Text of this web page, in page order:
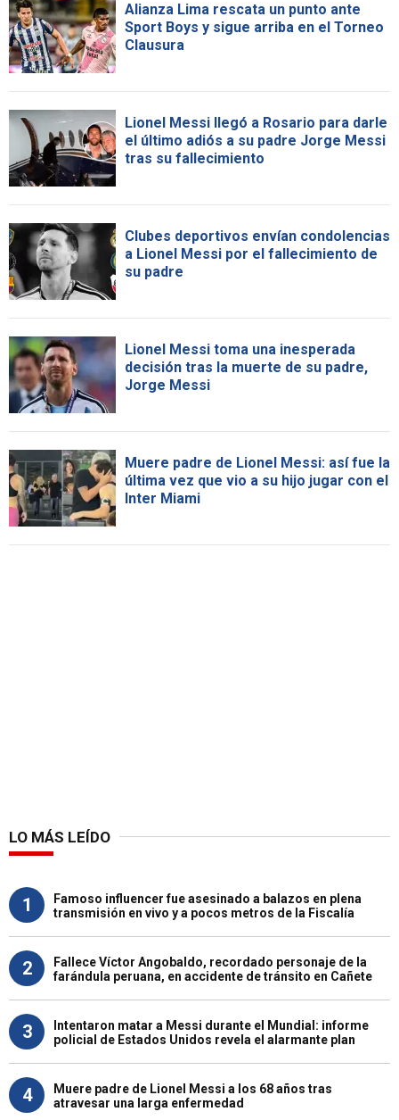
Alianza Lima rescata un punto ante
Sport Boys y sigue arriba en el Torneo
Clausura
Lionel Messi llegó a Rosario para darle
el último adiós a su padre Jorge Messi
tras su fallecimiento
Clubes deportivos envían condolencias
a Lionel Messi por el fallecimiento de
su padre
Lionel Messi toma una inesperada
decisión tras la muerte de su padre,
Jorge Messi
Muere padre de Lionel Messi: así fue la
última vez que vio a su hijo jugar con el
Inter Miami
LO MÁS LEÍDO
1
Famoso influencer fue asesinado a balazos en plena
transmisión en vivo y a pocos metros de la Fiscalía
2
Fallece Víctor Angobaldo, recordado personaje de la
farándula peruana, en accidente de tránsito en Cañete
3
Intentaron matar a Messi durante el Mundial: informe
policial de Estados Unidos revela el alarmante plan
4
Muere padre de Lionel Messi a los 68 años tras
atravesar una larga enfermedad